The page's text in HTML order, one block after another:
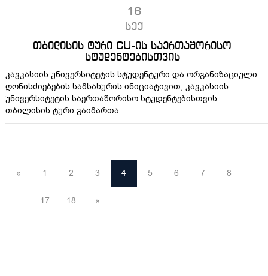
16
სექ
თბილისის ტური CU-ის საერთაშორისო
სტუდენტებისთვის
კავკასიის უნივერსიტეტის სტუდენტური და ორგანიზაციული
ღონისძიებების სამსახურის ინიციატივით, კავკასიის
უნივერსიტეტის საერთაშორისო სტუდენტებისთვის
თბილისის ტური გაიმართა.
« 1 2 3 4 5 6 7 8
... 17 18 »